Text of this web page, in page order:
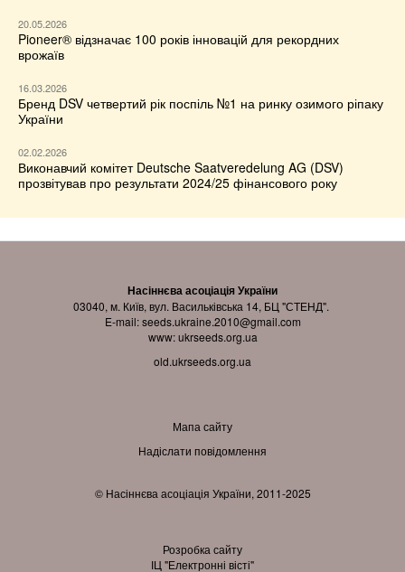
20.05.2026
Pioneer® відзначає 100 років інновацій для рекордних
врожаїв
16.03.2026
Бренд DSV четвертий рік поспіль №1 на ринку озимого ріпаку
України
02.02.2026
Виконавчий комітет Deutsche Saatveredelung AG (DSV)
прозвітував про результати 2024/25 фінансового року
Насіннєва асоціація України
03040, м. Київ, вул. Васильківська 14, БЦ "СТЕНД".
E-mail:seeds.ukraine.2010@gmail.com
www:ukrseeds.org.ua
old.ukrseeds.org.ua
Мапа сайту
Надіслати повідомлення
© Насіннєва асоціація України, 2011-2025
Розробка сайту
ІЦ "Електронні вісті"